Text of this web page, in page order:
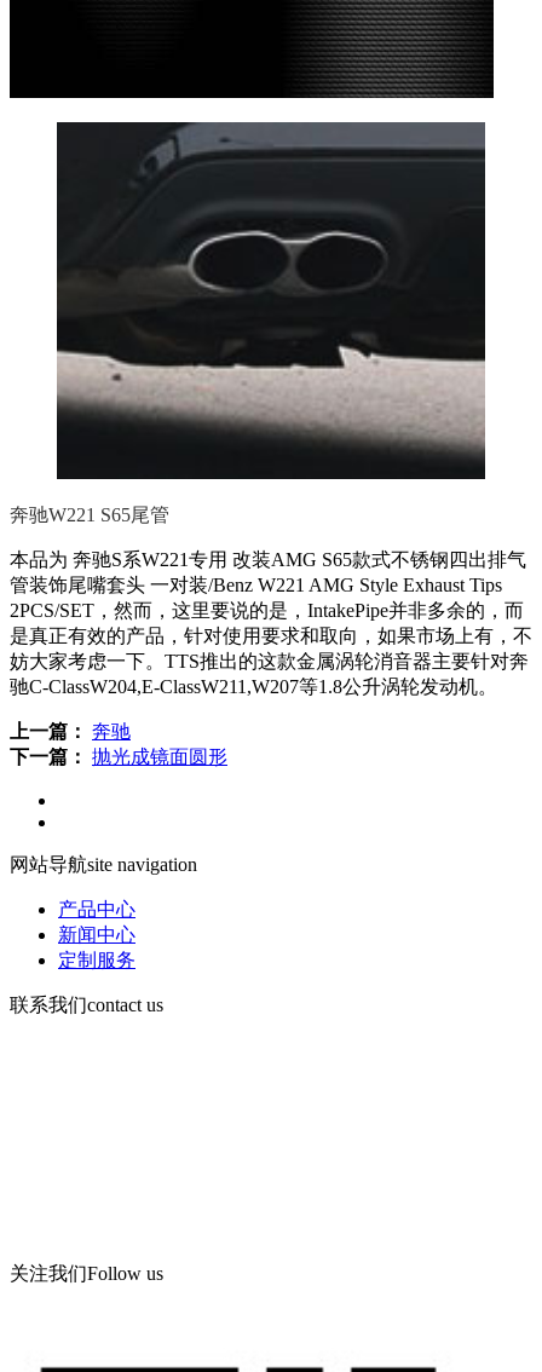
奔驰W221 S65尾管
本品为 奔驰S系W221专用 改装AMG S65款式不锈钢四出排气
管装饰尾嘴套头 一对装/Benz W221 AMG Style Exhaust Tips
2PCS/SET，然而，这里要说的是，IntakePipe并非多余的，而
是真正有效的产品，针对使用要求和取向，如果市场上有，不
妨大家考虑一下。TTS推出的这款金属涡轮消音器主要针对奔
驰C-ClassW204,E-ClassW211,W207等1.8公升涡轮发动机。
上一篇： 奔驰
下一篇： 抛光成镜面圆形
网站导航site navigation
产品中心
新闻中心
定制服务
联系我们contact us
关注我们Follow us